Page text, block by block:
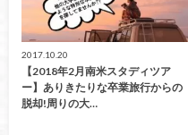
2017.10.20
【2018年2月南米スタディツア
ー】ありきたりな卒業旅行からの
脱却!周りの大…